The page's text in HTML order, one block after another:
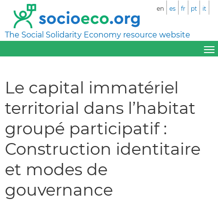
The Social Solidarity Economy resource website
en es fr pt it
Le capital immatériel
territorial dans l’habitat
groupé participatif :
Construction identitaire
et modes de
gouvernance